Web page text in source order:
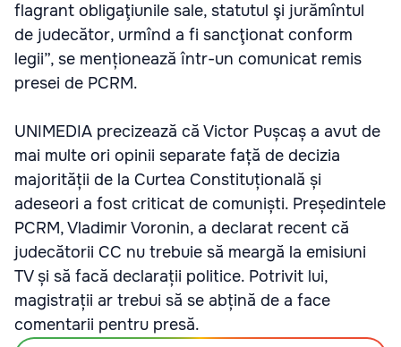
flagrant obligaţiunile sale, statutul şi jurămîntul
de judecător, urmînd a fi sancţionat conform
legii”, se menționează într-un comunicat remis
presei de PCRM.
UNIMEDIA precizează că Victor Pușcaș a avut de
mai multe ori opinii separate față de decizia
majorității de la Curtea Constituțională și
adeseori a fost criticat de comuniști. Președintele
PCRM, Vladimir Voronin, a declarat recent că
judecătorii CC nu trebuie să meargă la emisiuni
TV și să facă declarații politice. Potrivit lui,
magistrații ar trebui să se abțină de a face
comentarii pentru presă.